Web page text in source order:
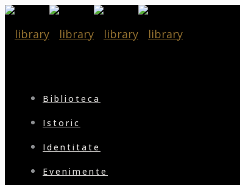
Biblioteca
Istoric
Identitate
Evenimente